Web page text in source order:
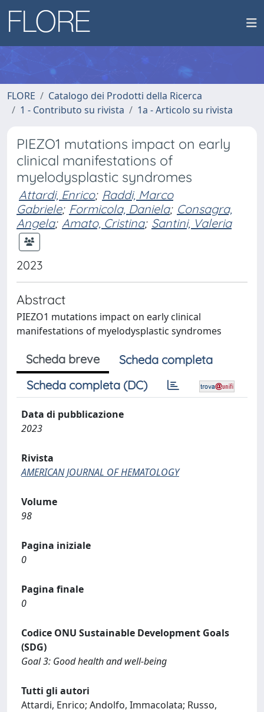
FLORE
Catalogo dei Prodotti della Ricerca
1 - Contributo su rivista
1a - Articolo su rivista
PIEZO1 mutations impact on early
clinical manifestations of
myelodysplastic syndromes
Attardi, Enrico; Raddi, Marco
Gabriele; Formicola, Daniela; Consagra,
Angela; Amato, Cristina; Santini, Valeria
2023
Abstract
PIEZO1 mutations impact on early clinical
manifestations of myelodysplastic syndromes
Scheda breve
Scheda completa
Scheda completa (DC)
Data di pubblicazione
2023
Rivista
AMERICAN JOURNAL OF HEMATOLOGY
Volume
98
Pagina iniziale
0
Pagina finale
0
Codice ONU Sustainable Development Goals
(SDG)
Goal 3: Good health and well-being
Tutti gli autori
Attardi, Enrico; Andolfo, Immacolata; Russo,